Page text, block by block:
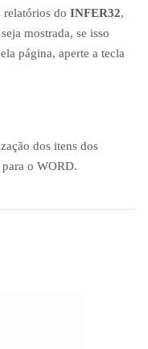
O
R
l
i
d
I
relatórios do INFER32,
mostrada, se isso
página, aperte a tecla
dos itens dos
o WORD.